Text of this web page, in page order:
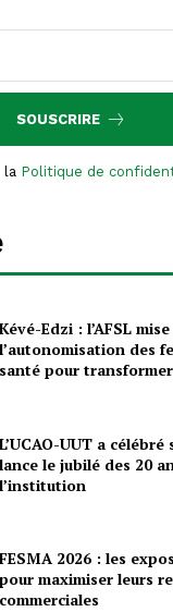
SOUSCRIRE
la Politique de
Kévé-Edzi : l’AFSL
l’autonomisation des
santé pour
L’UCAO-UUT a
lance le jubilé des 20
l’institution
FESMA 2026 : les
pour maximiser leurs
commerciales